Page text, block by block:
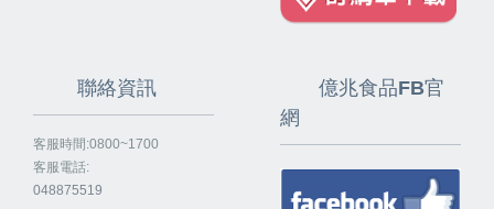
聯絡資訊
客服時間:0800~1700
客服電話:
048875519
億兆食品FB官
網